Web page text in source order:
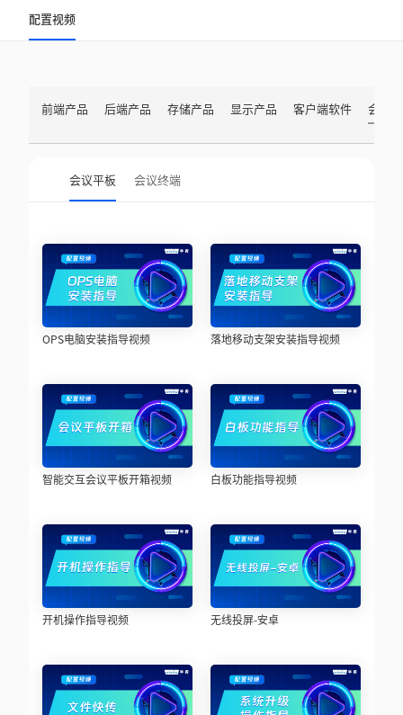
配置视频
前端产品 后端产品 存储产品 显示产品 客户端软件 会议
会议平板 会议终端
OPS电脑安装指导视频 落地移动支架安装指导视频
智能交互会议平板开箱视频 白板功能指导视频
开机操作指导视频 无线投屏-安卓